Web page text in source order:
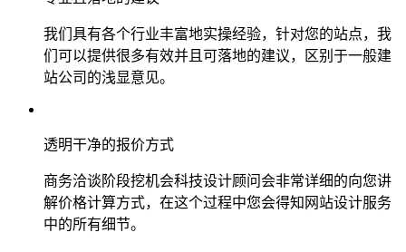
我们具有各个行业丰富地实操经验，针对您的站点，我
们可以提供很多有效并且可落地的建议，区别于一般建
站公司的浅显意见。
透明干净的报价方式
商务洽谈阶段挖机会科技设计顾问会非常详细的向您讲
解价格计算方式，在这个过程中您会得知网站设计服务
中的所有细节。